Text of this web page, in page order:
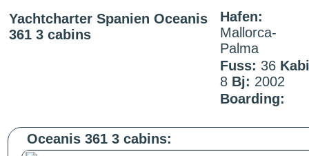
Yachtcharter Spanien Oceanis
361 3 cabins
Hafen:
Mallorca-
Palma
Fuss: 36
8 Bj: 2002
Boarding:
Oceanis 361 3 cabins: